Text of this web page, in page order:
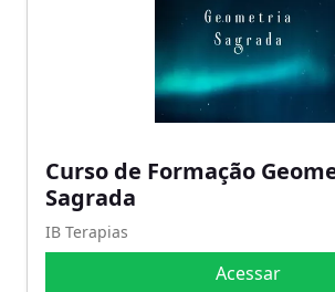
Curso de Formação
Sagrada
IB Terapias
Acessar